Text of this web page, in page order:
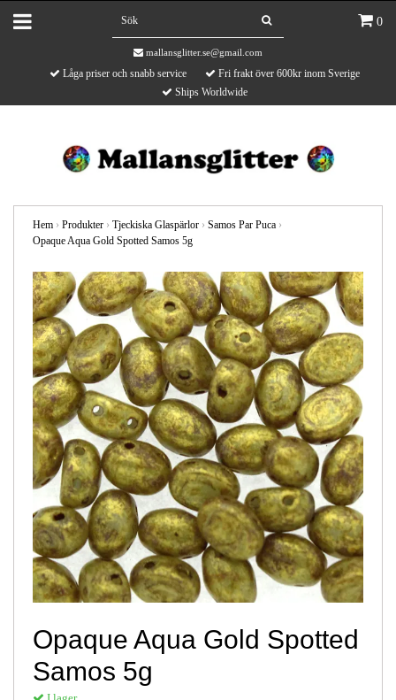
0
mallansglitter.se@gmail.com
Låga priser och snabb service
Fri frakt över 600kr inom Sverige
Ships Worldwide
Hem › Produkter › Tjeckiska Glaspärlor › Samos Par Puca ›
Opaque Aqua Gold Spotted Samos 5g
Opaque Aqua Gold Spotted
Samos 5g